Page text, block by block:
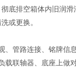
底排空箱体内旧润滑
或更换。
、管路连接、铭牌信息
载联轴器、底座上做